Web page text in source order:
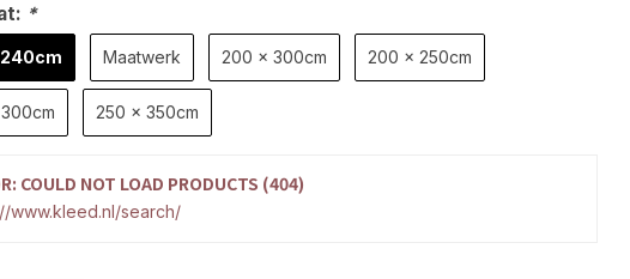
*
Maatwerk 200 x 300cm 200 x 250cm
250 x 350cm
COULD NOT LOAD PRODUCTS (404)
www.kleed.nl/search/